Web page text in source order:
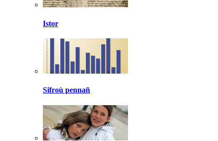
Istor
Sifroù pennañ